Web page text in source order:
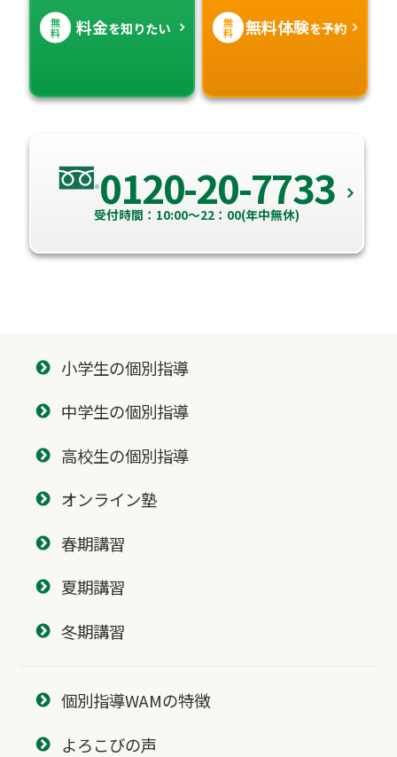
無
料 料金を知りたい 無
料 無料体験を予約
0120-20-7733
受付時間：10:00～22：00(年中無休)
小学生の個別指導
中学生の個別指導
高校生の個別指導
オンライン塾
春期講習
夏期講習
冬期講習
個別指導WAMの特徴
よろこびの声